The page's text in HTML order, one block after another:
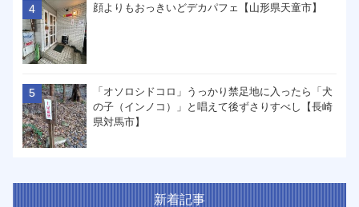
顔よりもおっきいどデカパフェ【山形県天童市】
「オソロシドコロ」うっかり禁足地に入ったら「犬
の子（インノコ）」と唱えて後ずさりすべし【長崎
県対馬市】
新着記事